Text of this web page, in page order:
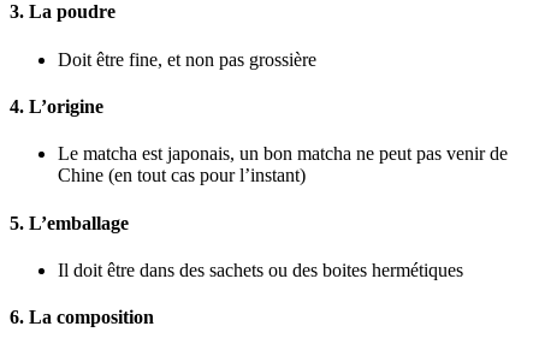
3. La poudre
Doit être fine, et non pas grossière
4. L’origine
Le matcha est japonais, un bon matcha ne peut pas venir de
Chine (en tout cas pour l’instant)
5. L’emballage
Il doit être dans des sachets ou des boites hermétiques
6. La composition